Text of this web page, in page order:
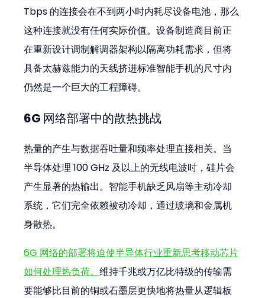
Tbps 的连接会在不到两小时内耗尽设备电池，那么
这种连接就没有任何实际价值。设备制造商目前正
在重新设计调制解调器架构以隔离功耗需求，但将
具备太赫兹能力的天线挤进标准智能手机的尺寸内
仍然是一个巨大的工程障碍。
6G 网络部署中的散热挑战
热量的产生与数据吞吐量和频率处理直接相关。当
半导体处理 100 GHz 及以上的无线电波时，硅片会
产生显著的热输出。智能手机缺乏风扇等主动冷却
系统，它们完全依赖被动冷却，通过玻璃和金属机
身散热。
6G 网络的部署将迫使半导体行业重新思考移动芯片
如何处理热负荷。维持千兆或万亿比特级的传输需
要能够比目前的铜或石墨层更快地将热量从逻辑板